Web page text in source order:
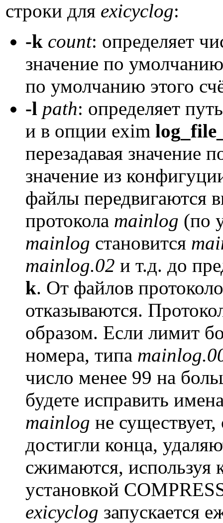
строки для exicyclog:
-k count: определяет
значение по
по умолчанию этого
-l path: определяет
и в опции exim
перезадавая значение
значение из
файлы передвигаются
протокола mainlog (по
mainlog становится
mainlog.02 и т.д. до
k. От файлов
отказываются.
образом. Если лимит
номера, типа
число менее 99 на
будете исправить
mainlog не
достигли конца,
сжимаются, используя
установкой
exicyclog запускается